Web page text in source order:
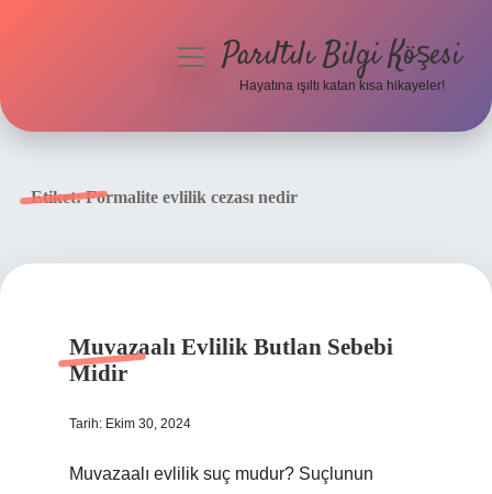
menüyüParıltılı Bilgi Köşesi
Hayatına ışıltı katan kısa hikayeler!
Etiket:Formalite evlilik cezası nedir
Muvazaalı Evlilik Butlan Sebebi
Midir
Tarih: Ekim 30, 2024
Muvazaalı evlilik suç mudur? Suçlunun